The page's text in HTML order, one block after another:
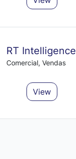
RT Intelligence
Comercial, Vendas
View